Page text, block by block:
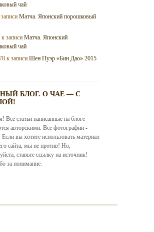
чай
записиМатча. Японский порошковый
к записиМатча. Японский
чай
к записиШен Пуэр «Бин Дао» 2015
БЛОГ. О ЧАЕ — С
Все статьи написанные на блоге
авторскими. Все фотографии -
Если вы хотите использовать материал
сайта, мы не против! Но,
ставьте ссылку на источник!
за понимание.